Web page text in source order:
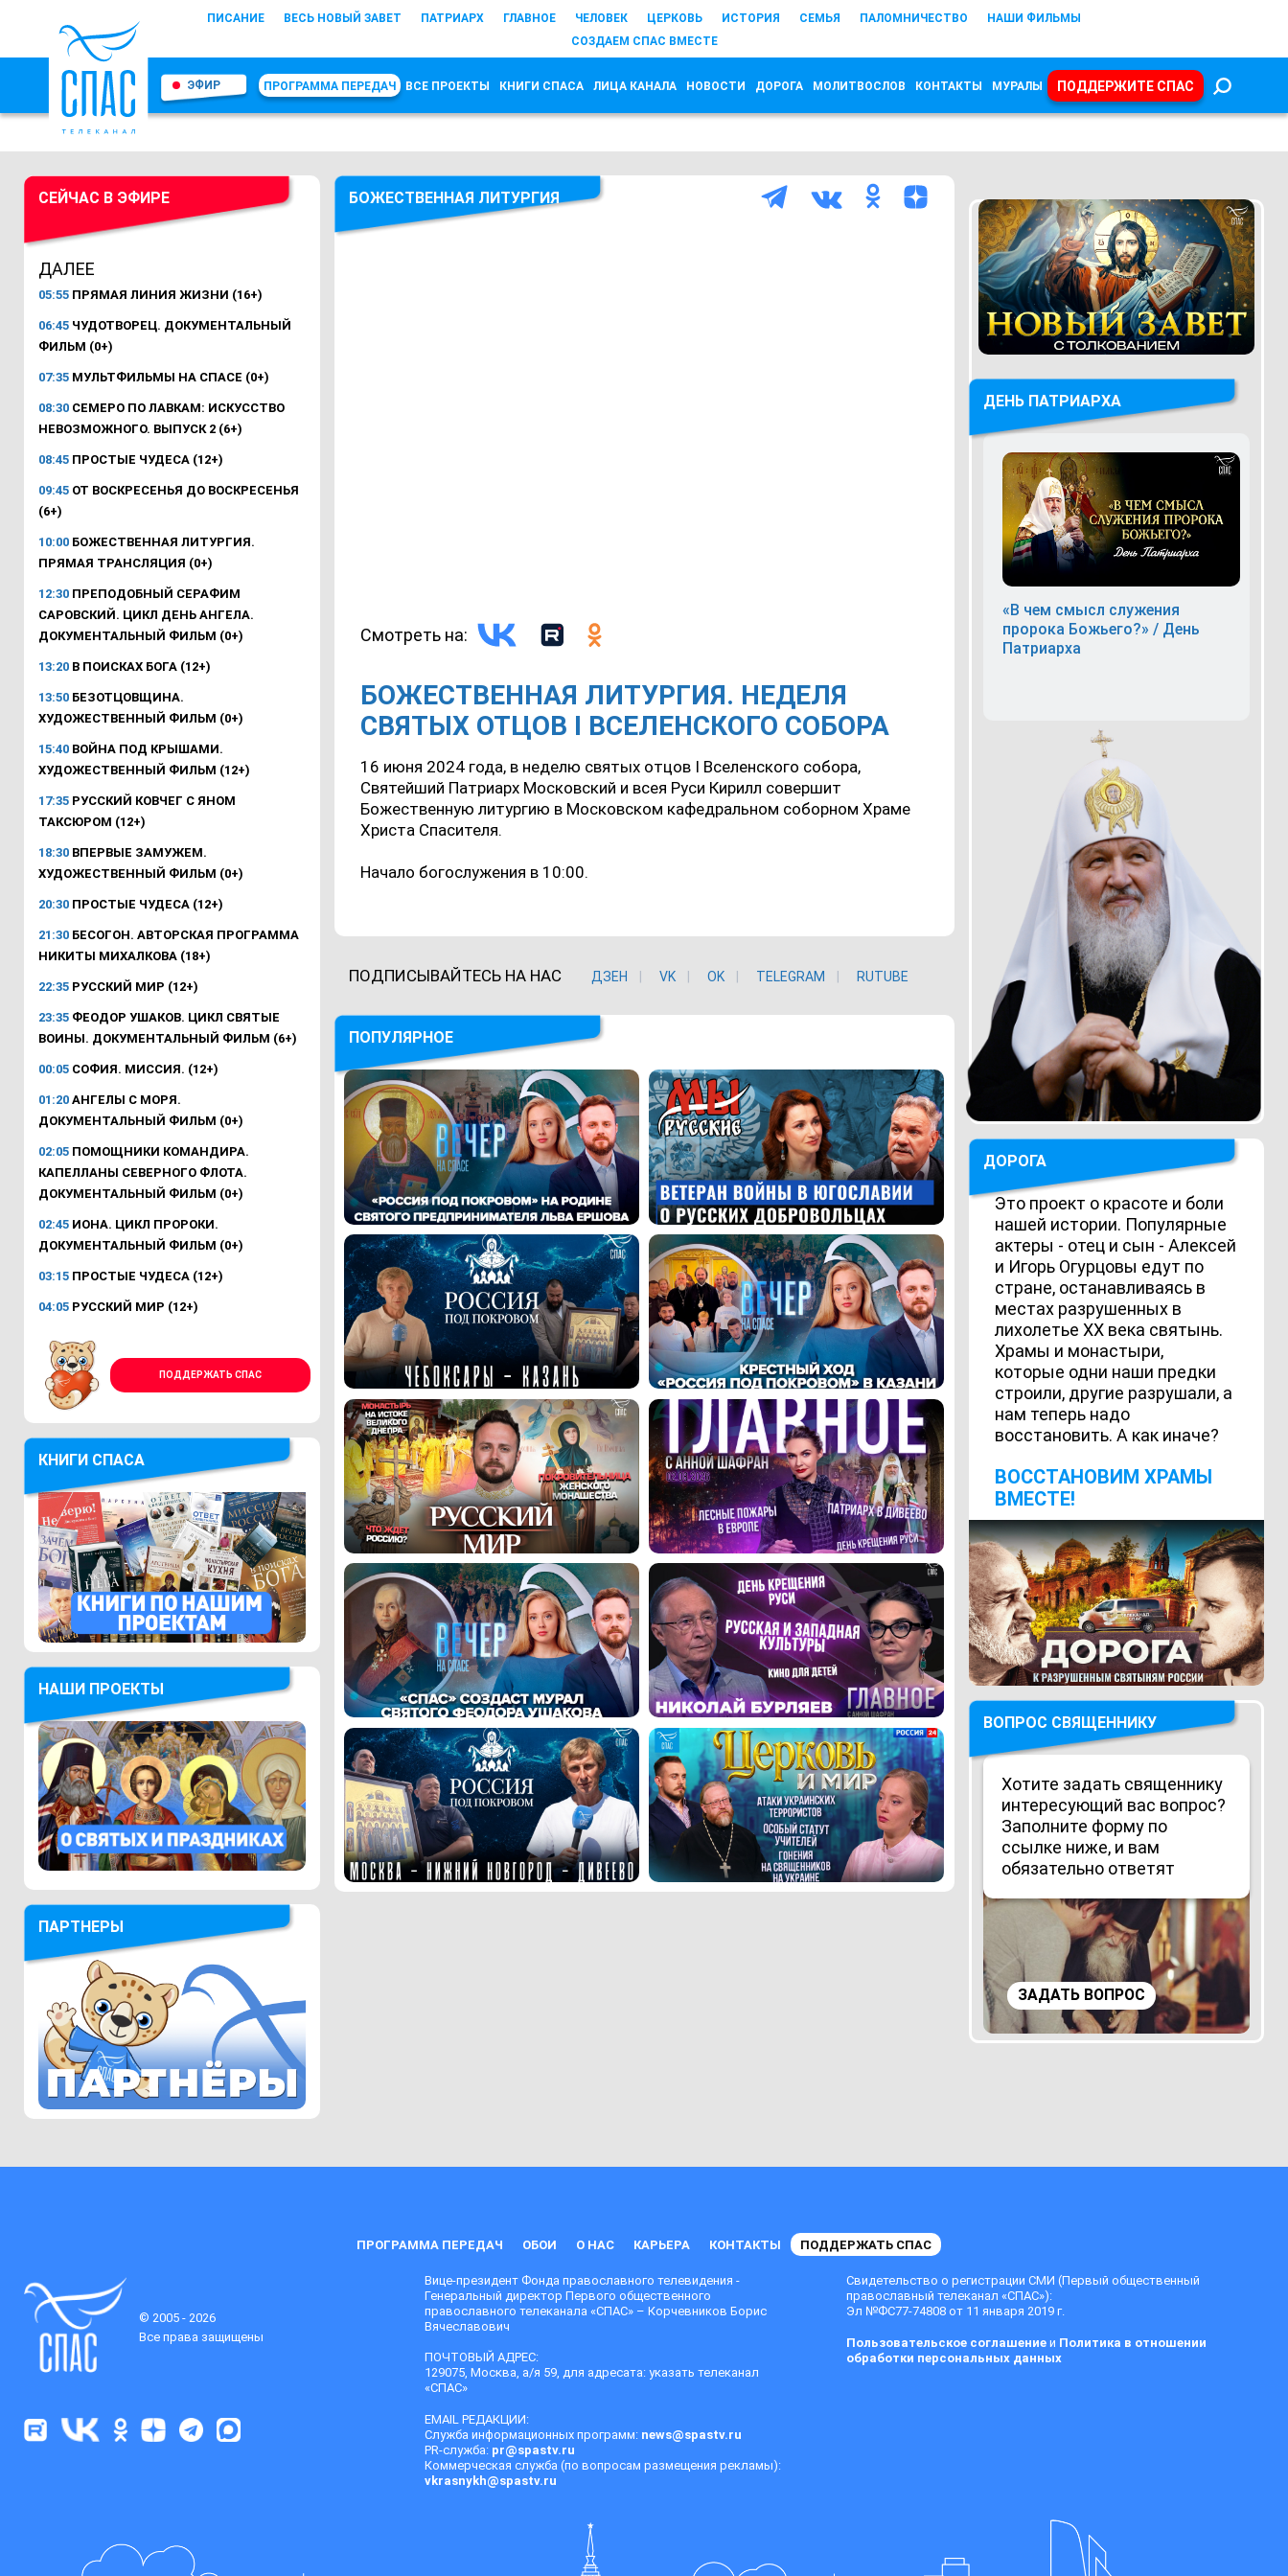
ПИСАНИЕ ВЕСЬ НОВЫЙ ЗАВЕТ ПАТРИАРХ ГЛАВНОЕ ЧЕЛОВЕК ЦЕРКОВЬ ИСТОРИЯ СЕМЬЯ ПАЛОМНИЧЕСТВО
НАШИ ФИЛЬМЫ
СОЗДАЕМ СПАС ВМЕСТЕ
ЭФИР ПРОГРАММА ПЕРЕДАЧ ВСЕ ПРОЕКТЫ КНИГИ СПАСА ЛИЦА КАНАЛА НОВОСТИ ДОРОГА МОЛИТВОСЛОВ КОНТАКТЫ МУРАЛЫ ПОДДЕРЖИТЕ СПАС
СЕЙЧАС В ЭФИРЕ
ДАЛЕЕ
05:55 ПРЯМАЯ ЛИНИЯ ЖИЗНИ (16+)
06:45 ЧУДОТВОРЕЦ. ДОКУМЕНТАЛЬНЫЙ
ФИЛЬМ (0+)
07:35 МУЛЬТФИЛЬМЫ НА СПАСЕ (0+)
08:30 СЕМЕРО ПО ЛАВКАМ: ИСКУССТВО
НЕВОЗМОЖНОГО. ВЫПУСК 2 (6+)
08:45 ПРОСТЫЕ ЧУДЕСА (12+)
09:45 ОТ ВОСКРЕСЕНЬЯ ДО ВОСКРЕСЕНЬЯ
(6+)
10:00 БОЖЕСТВЕННАЯ ЛИТУРГИЯ.
ПРЯМАЯ ТРАНСЛЯЦИЯ (0+)
12:30 ПРЕПОДОБНЫЙ СЕРАФИМ
САРОВСКИЙ. ЦИКЛ ДЕНЬ АНГЕЛА.
ДОКУМЕНТАЛЬНЫЙ ФИЛЬМ (0+)
13:20 В ПОИСКАХ БОГА (12+)
13:50 БЕЗОТЦОВЩИНА.
ХУДОЖЕСТВЕННЫЙ ФИЛЬМ (0+)
15:40 ВОЙНА ПОД КРЫШАМИ.
ХУДОЖЕСТВЕННЫЙ ФИЛЬМ (12+)
17:35 РУССКИЙ КОВЧЕГ С ЯНОМ
ТАКСЮРОМ (12+)
18:30 ВПЕРВЫЕ ЗАМУЖЕМ.
ХУДОЖЕСТВЕННЫЙ ФИЛЬМ (0+)
20:30 ПРОСТЫЕ ЧУДЕСА (12+)
21:30 БЕСОГОН. АВТОРСКАЯ ПРОГРАММА
НИКИТЫ МИХАЛКОВА (18+)
22:35 РУССКИЙ МИР (12+)
23:35 ФЕОДОР УШАКОВ. ЦИКЛ СВЯТЫЕ
ВОИНЫ. ДОКУМЕНТАЛЬНЫЙ ФИЛЬМ (6+)
00:05 СОФИЯ. МИССИЯ. (12+)
01:20 АНГЕЛЫ С МОРЯ.
ДОКУМЕНТАЛЬНЫЙ ФИЛЬМ (0+)
02:05 ПОМОЩНИКИ КОМАНДИРА.
КАПЕЛЛАНЫ СЕВЕРНОГО ФЛОТА.
ДОКУМЕНТАЛЬНЫЙ ФИЛЬМ (0+)
02:45 ИОНА. ЦИКЛ ПРОРОКИ.
ДОКУМЕНТАЛЬНЫЙ ФИЛЬМ (0+)
03:15 ПРОСТЫЕ ЧУДЕСА (12+)
04:05 РУССКИЙ МИР (12+)
ПОДДЕРЖАТЬ СПАС
КНИГИ СПАСА
НАШИ ПРОЕКТЫ
ПАРТНЕРЫ
БОЖЕСТВЕННАЯ ЛИТУРГИЯ
Смотреть на:
БОЖЕСТВЕННАЯ ЛИТУРГИЯ. НЕДЕЛЯ
СВЯТЫХ ОТЦОВ I ВСЕЛЕНСКОГО СОБОРА
16 июня 2024 года, в неделю святых отцов I Вселенского собора,
Святейший Патриарх Московский и всея Руси Кирилл совершит
Божественную литургию в Московском кафедральном соборном Храме
Христа Спасителя.
Начало богослужения в 10:00.
ПОДПИСЫВАЙТЕСЬ НА НАС ДЗЕН VK ОK TELEGRAM RUTUBE
ПОПУЛЯРНОЕ
ДЕНЬ ПАТРИАРХА
«В чем смысл служения
пророка Божьего?» / День
Патриарха
ДОРОГА
Это проект о красоте и боли
нашей истории. Популярные
актеры - отец и сын - Алексей
и Игорь Огурцовы едут по
стране, останавливаясь в
местах разрушенных в
лихолетье ХХ века святынь.
Храмы и монастыри,
которые одни наши предки
строили, другие разрушали, а
нам теперь надо
восстановить. А как иначе?
ВОCСТАНОВИМ ХРАМЫ
ВМЕСТЕ!
ВОПРОС СВЯЩЕННИКУ
Хотите задать священнику
интересующий вас вопрос?
Заполните форму по
ссылке ниже, и вам
обязательно ответят
ЗАДАТЬ ВОПРОС
ПРОГРАММА ПЕРЕДАЧ ОБОИ О НАС КАРЬЕРА КОНТАКТЫ ПОДДЕРЖАТЬ СПАС
© 2005 - 2026
Все права защищены
Вице-президент Фонда православного телевидения -
Генеральный директор Первого общественного
православного телеканала «СПАС» – Корчевников Борис
Вячеславович
ПОЧТОВЫЙ АДРЕС:
129075, Москва, а/я 59, для адресата: указать телеканал
«СПАС»
EMAIL РЕДАКЦИИ:
Служба информационных программ: news@spastv.ru
PR-служба: pr@spastv.ru
Коммерческая служба (по вопросам размещения рекламы):
vkrasnykh@spastv.ru
Свидетельство о регистрации СМИ (Первый общественный
православный телеканал «СПАС»):
Эл №ФС77-74808 от 11 января 2019 г.
Пользовательское соглашениеи Политика в отношении
обработки персональных данных